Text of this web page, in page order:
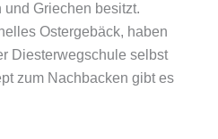
Griechen besitzt.
Ostergebäck, haben
Diesterwegschule selbst
zum Nachbacken gibt es